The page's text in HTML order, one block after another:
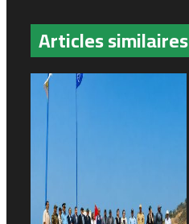
Articles similaires